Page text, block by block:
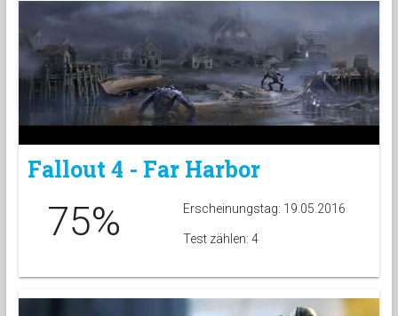
Fallout 4 - Far Harbor
75% Erscheinungstag: 19.05.2016
Test zählen: 4